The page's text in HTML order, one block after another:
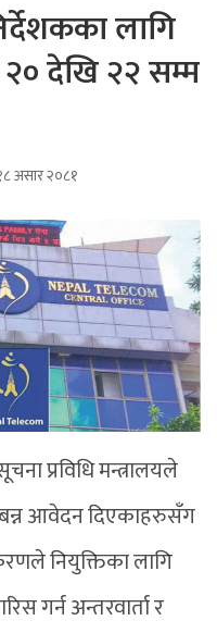
लागि
२० देखि २२ सम्म
असार २०८१
प्रविधि मन्त्रालयले
आवेदन दिएकाहरुसँग
नियुक्तिका लागि
गर्न अन्तरवार्ता र